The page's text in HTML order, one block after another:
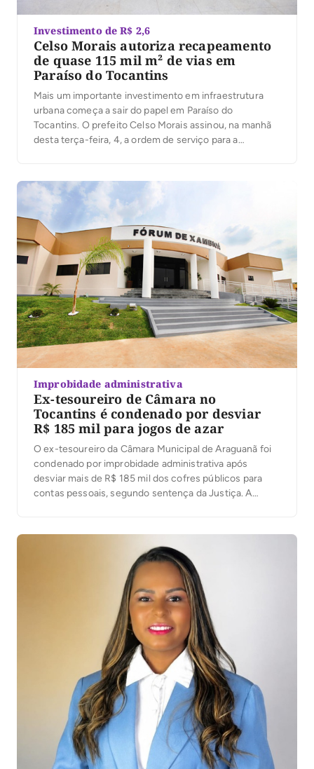
Investimento de R$ 2,6
Celso Morais autoriza recapeamento
de quase 115 mil m² de vias em
Paraíso do Tocantins
Mais um importante investimento em infraestrutura
urbana começa a sair do papel em Paraíso do
Tocantins. O prefeito Celso Morais assinou, na manhã
desta terça-feira, 4, a ordem de serviço para a
avenidas de cinco setores da cidade. Com
investimento […]
Improbidade administrativa
Ex-tesoureiro de Câmara no
Tocantins é condenado por desviar
R$ 185 mil para jogos de azar
O ex-tesoureiro da Câmara Municipal de Araguanã foi
condenado por improbidade administrativa após
desviar mais de R$ 185 mil dos cofres públicos para
contas pessoais, segundo sentença da Justiça. A
Xambioá. De acordo com o processo, o ex-servidor […]